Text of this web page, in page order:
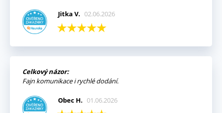
Jitka V. 02.06.2026
Celkový názor:
Fajn komunikace i rychlé dodání.
Obec H. 01.06.2026